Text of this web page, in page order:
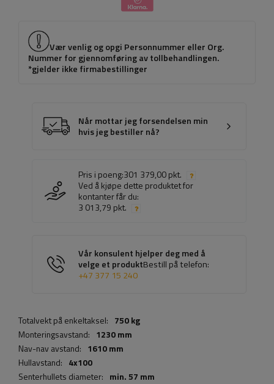
Vær venlig og opgi Personnummer eller Org.
Nummer for gjennomføring av tollbehandlingen.
*gjelder ikke firmabestillinger
Når mottar jeg forsendelsen min
hvis jeg bestiller nå?
Pris i poeng:301 379,00 pkt.
Ved å kjøpe dette produktet for
kontanter får du:
3 013,79 pkt.
Vår konsulent hjelper deg med å
velge et produktBestill på telefon:
+47 377 15 240
Totalvekt på enkeltaksel: 750 kg
Monteringsavstand: 1230 mm
Nav-nav avstand: 1610 mm
Hullavstand: 4x100
Senterhullets diameter: min. 57 mm